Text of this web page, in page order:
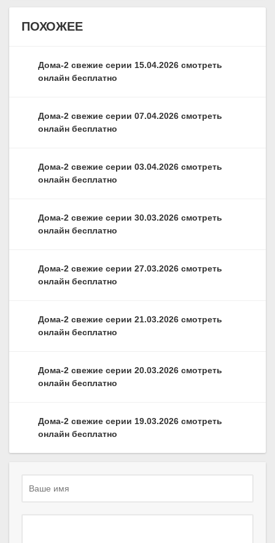
ПОХОЖЕЕ
Дома-2 свежие серии 15.04.2026 смотреть
онлайн бесплатно
Дома-2 свежие серии 07.04.2026 смотреть
онлайн бесплатно
Дома-2 свежие серии 03.04.2026 смотреть
онлайн бесплатно
Дома-2 свежие серии 30.03.2026 смотреть
онлайн бесплатно
Дома-2 свежие серии 27.03.2026 смотреть
онлайн бесплатно
Дома-2 свежие серии 21.03.2026 смотреть
онлайн бесплатно
Дома-2 свежие серии 20.03.2026 смотреть
онлайн бесплатно
Дома-2 свежие серии 19.03.2026 смотреть
онлайн бесплатно